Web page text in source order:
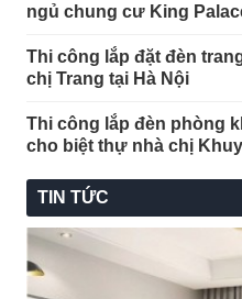
ngủ chung cư King
Thi công lắp đặt đèn
chị Trang tại Hà Nội
Thi công lắp đèn phòng
cho biệt thự nhà chị
TIN TỨC